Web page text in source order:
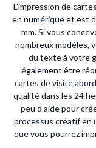
L'impression de
en numérique et est
mm. Si vous
nombreux modèles,
du texte à votre
également être
cartes de visite
qualité dans les 24
peu d'aide pour
processus créatif en
que vous pourrez